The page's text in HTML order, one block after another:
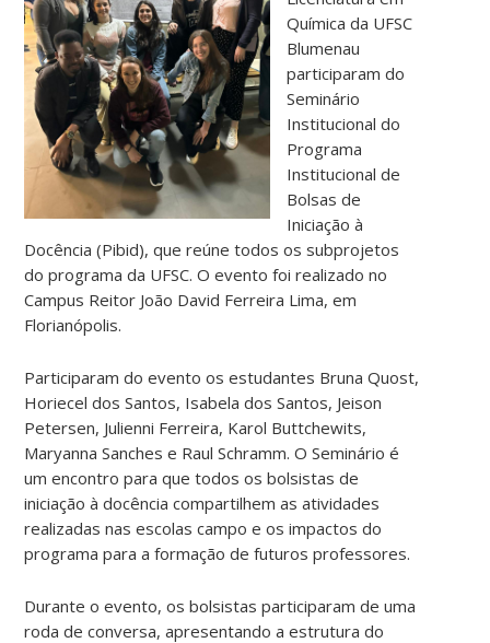
Química da UFSC
Blumenau
participaram do
Seminário
Institucional do
Programa
Institucional de
Bolsas de
Iniciação à
Docência (Pibid), que reúne todos os subprojetos
do programa da UFSC. O evento foi realizado no
Campus Reitor João David Ferreira Lima, em
Florianópolis.
Participaram do evento os estudantes Bruna Quost,
Horiecel dos Santos, Isabela dos Santos, Jeison
Petersen, Julienni Ferreira, Karol Buttchewits,
Maryanna Sanches e Raul Schramm. O Seminário é
um encontro para que todos os bolsistas de
iniciação à docência compartilhem as atividades
realizadas nas escolas campo e os impactos do
programa para a formação de futuros professores.
Durante o evento, os bolsistas participaram de uma
roda de conversa, apresentando a estrutura do